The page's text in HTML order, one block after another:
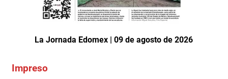
La Jornada Edomex | 09 de agosto de 2026
Impreso